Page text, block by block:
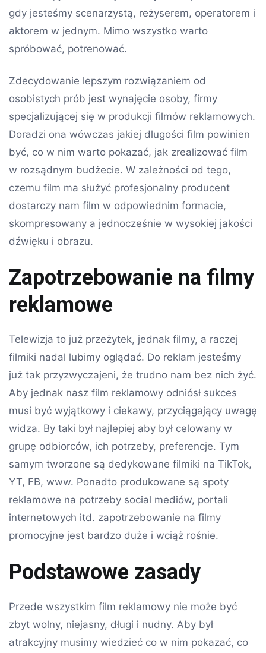
gdy jesteśmy scenarzystą, reżyserem, operatorem i
aktorem w jednym. Mimo wszystko warto
spróbować, potrenować.
Zdecydowanie lepszym rozwiązaniem od
osobistych prób jest wynajęcie osoby, firmy
specjalizującej się w produkcji filmów reklamowych.
Doradzi ona wówczas jakiej dlugości film powinien
być, co w nim warto pokazać, jak zrealizować film
w rozsądnym budżecie. W zależności od tego,
czemu film ma służyć profesjonalny producent
dostarczy nam film w odpowiednim formacie,
skompresowany a jednocześnie w wysokiej jakości
dźwięku i obrazu.
Zapotrzebowanie na filmy
reklamowe
Telewizja to już przeżytek, jednak filmy, a raczej
filmiki nadal lubimy oglądać. Do reklam jesteśmy
już tak przyzwyczajeni, że trudno nam bez nich żyć.
Aby jednak nasz film reklamowy odniósł sukces
musi być wyjątkowy i ciekawy, przyciągający uwagę
widza. By taki był najlepiej aby był celowany w
grupę odbiorców, ich potrzeby, preferencje. Tym
samym tworzone są dedykowane filmiki na TikTok,
YT, FB, www. Ponadto produkowane są spoty
reklamowe na potrzeby social mediów, portali
internetowych itd. zapotrzebowanie na filmy
promocyjne jest bardzo duże i wciąż rośnie.
Podstawowe zasady
Przede wszystkim film reklamowy nie może być
zbyt wolny, niejasny, długi i nudny. Aby był
atrakcyjny musimy wiedzieć co w nim pokazać, co